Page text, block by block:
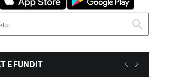
E FUNDIT